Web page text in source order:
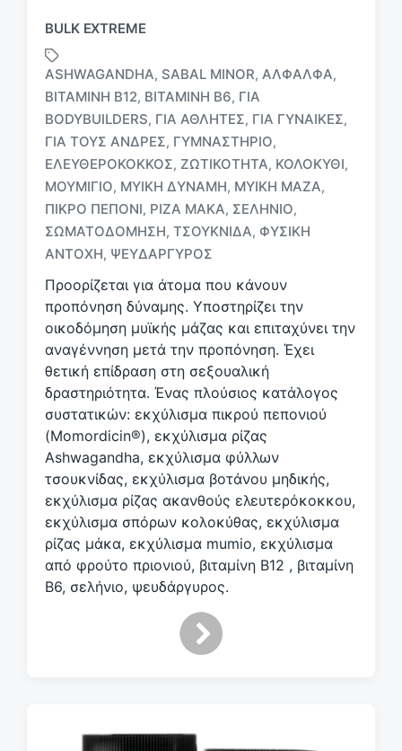
BULK EXTREME
Μ
ε
ε
ι
κ
έ
α
ASHWAGANDHA, SABAL MINOR, ΑΛΦΆΛΦΑ,
ΒΙΤΑΜΊΝΗ B12, ΒΙΤΑΜΊΝΗ Β6, ΓΙΑ
BODYBUILDERS, ΓΙΑ ΑΘΛΗΤΈΣ, ΓΙΑ ΓΥΝΑΊΚΕΣ,
ΓΙΑ ΤΟΥΣ ΆΝΔΡΕΣ, ΓΥΜΝΑΣΤΉΡΙΟ,
ΕΛΕΥΘΕΡΌΚΟΚΚΟΣ, ΖΩΤΙΚΌΤΗΤΑ, ΚΟΛΟΚΎΘΙ,
ΜΟΥΜΙΓΙΟ, ΜΥΙΚΉ ΔΎΝΑΜΗ, ΜΥΙΚΉ ΜΆΖΑ,
ΠΙΚΡΌ ΠΕΠΌΝΙ, ΡΊΖΑ ΜΆΚΑ, ΣΕΛΉΝΙΟ,
ΣΩΜΑΤΟΔΌΜΗΣΗ, ΤΣΟΥΚΝΊΔΑ, ΦΥΣΙΚΉ
ΑΝΤΟΧΉ, ΨΕΥΔΆΡΓΥΡΟΣ
Προορίζεται για άτομα που κάνουν
προπόνηση δύναμης. Υποστηρίζει την
οικοδόμηση μυϊκής μάζας και επιταχύνει την
αναγέννηση μετά την προπόνηση. Έχει
θετική επίδραση στη σεξουαλική
δραστηριότητα. Ένας πλούσιος κατάλογος
συστατικών: εκχύλισμα πικρού πεπονιού
(Momordicin®), εκχύλισμα ρίζας
Ashwagandha, εκχύλισμα φύλλων
τσουκνίδας, εκχύλισμα βοτάνου μηδικής,
εκχύλισμα ρίζας ακανθούς ελευτερόκοκκου,
εκχύλισμα σπόρων κολοκύθας, εκχύλισμα
ρίζας μάκα, εκχύλισμα mumio, εκχύλισμα
από φρούτο πριονιού, βιταμίνη Β12 , βιταμίνη
Β6, σελήνιο, ψευδάργυρος.